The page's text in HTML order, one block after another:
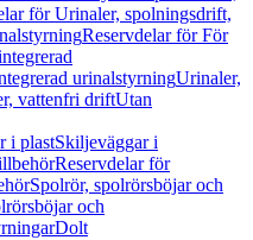
för Urinaler, spolningsdrift,
Reservdelar för För
urinalstyrningUrinaler,
vattenfri driftUtan
i plastSkiljeväggar i
Reservdelar för
Spolrör, spolrörsböjar och
och
Dolt